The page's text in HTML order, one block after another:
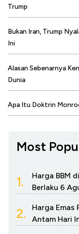
Trump
Bukan Iran, Trump
Ini
Alasan Sebenarnya
Dunia
Apa Itu Doktrin
Most
1.
Harga BBM
Berlaku 6
2.
Harga Emas
Antam Hari